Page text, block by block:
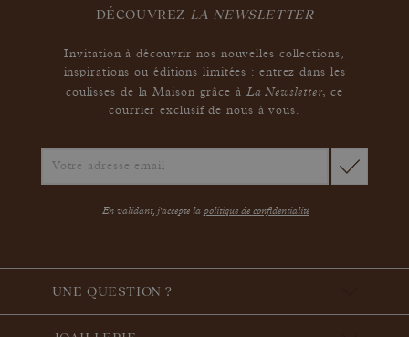
DÉCOUVREZ LA NEWSLETTER
Invitation à découvrir nos nouvelles collections,
inspirations ou éditions limitées : entrez dans les
coulisses de la Maison grâce à La Newsletter,ce
courrier exclusif de nous à vous.
En validant, j'accepte la politique de confidentialité
UNE QUESTION ?